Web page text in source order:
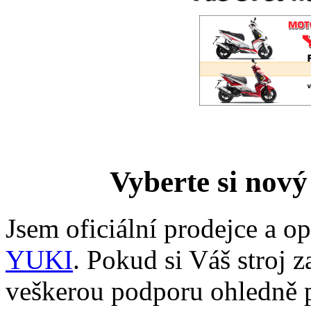
Vyberte si
Jsem oficiální prodejce a
YUKI. Pokud si Váš stroj
veškerou podporu ohledně